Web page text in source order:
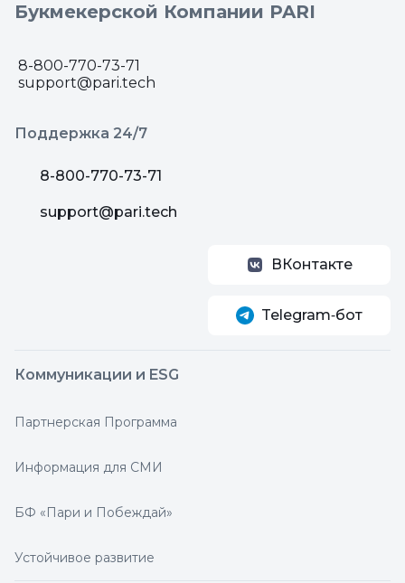
Букмекерской Компании PARI
8-800-770-73-71
support@pari.tech
Поддержка 24/7
8-800-770-73-71
support@pari.tech
ВКонтакте
Telegram‑бот
Коммуникации и ESG
Партнерская Программа
Информация для СМИ
БФ «Пари и Побеждай»
Устойчивое развитие